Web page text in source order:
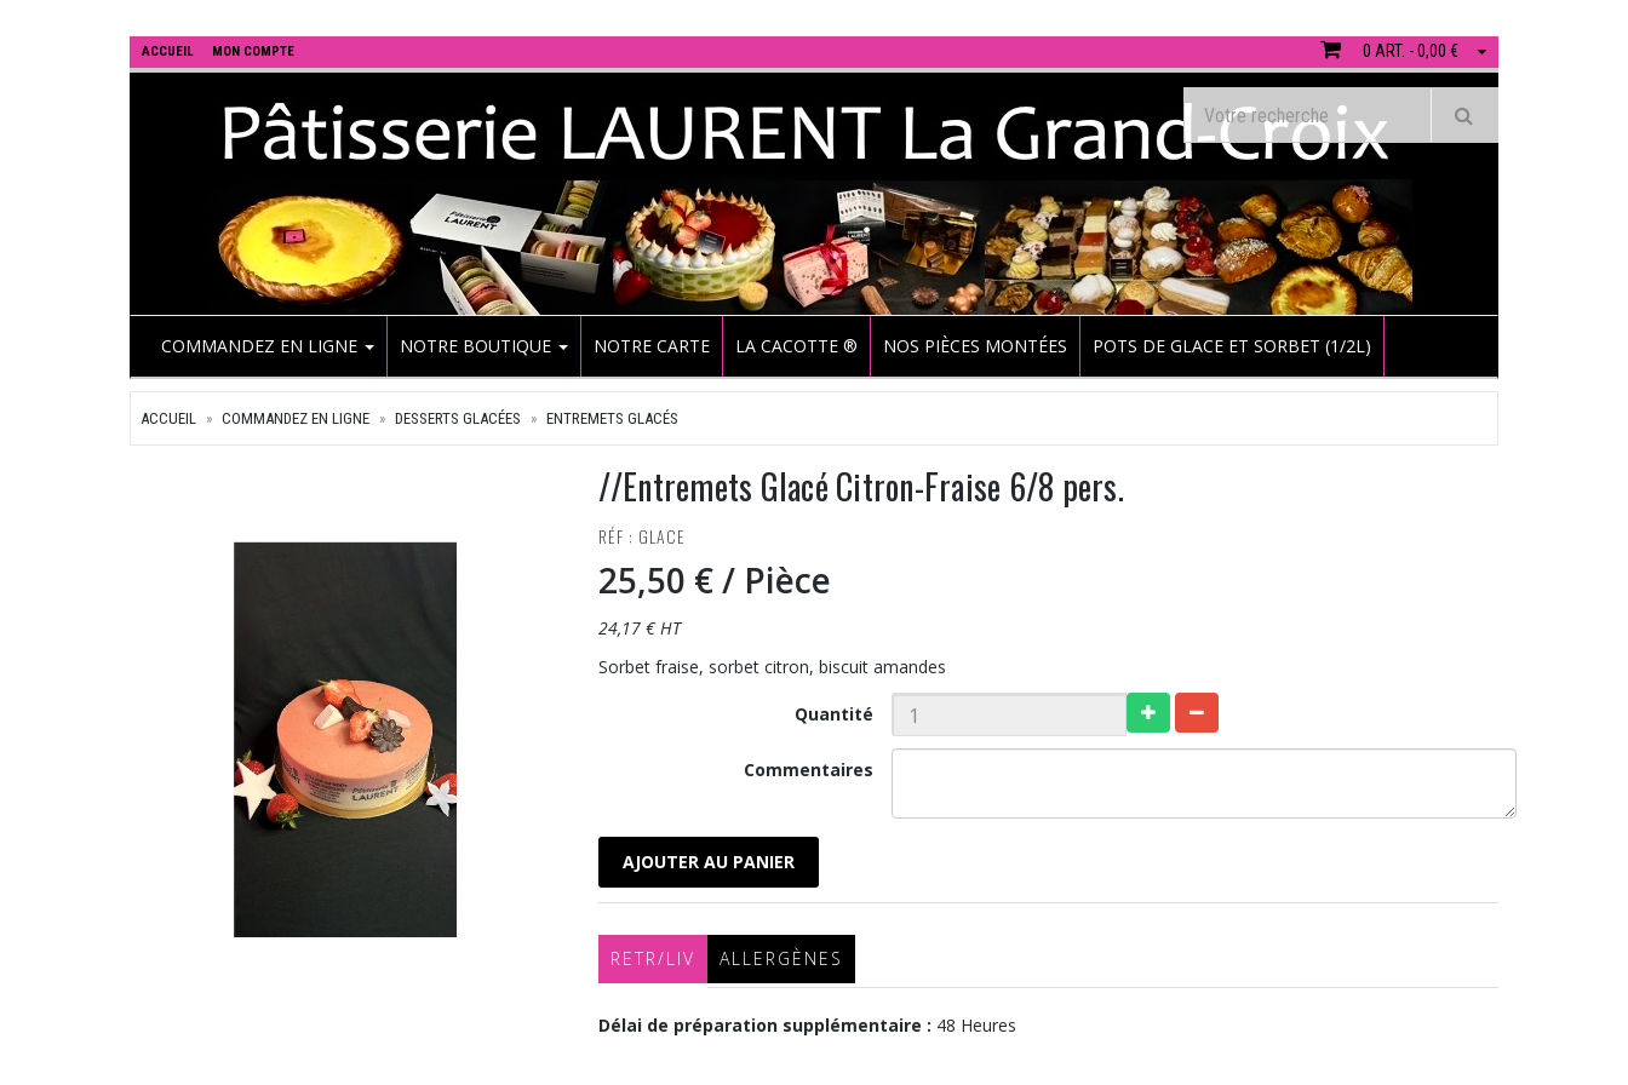
ACCUEIL MON COMPTE 0 ART. - 0,00 €
COMMANDEZ EN LIGNE NOTRE BOUTIQUE NOTRE CARTE LA CACOTTE ® NOS PIÈCES MONTÉES POTS DE GLACE ET SORBET (1/2L)
ACCUEIL COMMANDEZ EN LIGNE DESSERTS GLACÉES ENTREMETS GLACÉS
//Entremets Glacé Citron-Fraise 6/8 pers.
RÉF : GLACE
25,50 €/ Pièce
24,17 € HT
Sorbet fraise, sorbet citron, biscuit amandes
Quantité
Commentaires
AJOUTER AU PANIER
RETR/LIV ALLERGÈNES
Délai de préparation supplémentaire : 48 Heures